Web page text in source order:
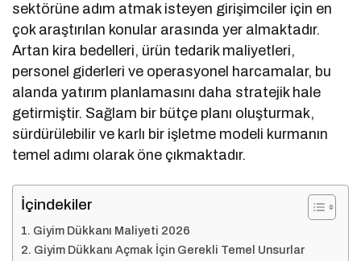
sektörüne adım atmak isteyen girişimciler için en
çok araştırılan konular arasında yer almaktadır.
Artan kira bedelleri, ürün tedarik maliyetleri,
personel giderleri ve operasyonel harcamalar, bu
alanda yatırım planlamasını daha stratejik hale
getirmiştir. Sağlam bir bütçe planı oluşturmak,
sürdürülebilir ve karlı bir işletme modeli kurmanın
temel adımı olarak öne çıkmaktadır.
İçindekiler
Giyim Dükkanı Maliyeti 2026
Giyim Dükkanı Açmak İçin Gerekli Temel Unsurlar